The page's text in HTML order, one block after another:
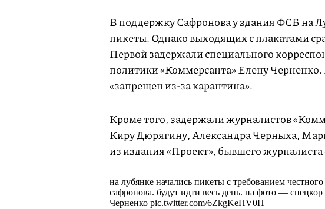
В поддержку Сафронова у здания ФСБ на
пикеты. Однако выходящих с плакатами
Первой задержали специального
политики «Коммерсанта» Елену
«запрещен из-за карантина».
Кроме того, задержали журналистов
Киру Дюрягину, Александра Черныха,
из издания «Проект», бывшего
на лубянке начались пикеты с требованием
сафронова. будут идти весь день. на фото —
Черненко pic.twitter.com/6ZkgKeHV0H